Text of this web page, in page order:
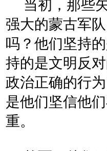
当初，那些矢
强大的蒙古军
吗？他们坚持
持的是文明反
政治正确的行
是他们坚信他
重。